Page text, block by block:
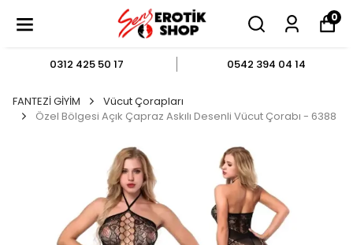
0
0312 425 50 17 0542 394 04 14
FANTEZİ GİYİM
Vücut Çorapları
Özel Bölgesi Açık Çapraz Askılı Desenli Vücut Çorabı - 6388